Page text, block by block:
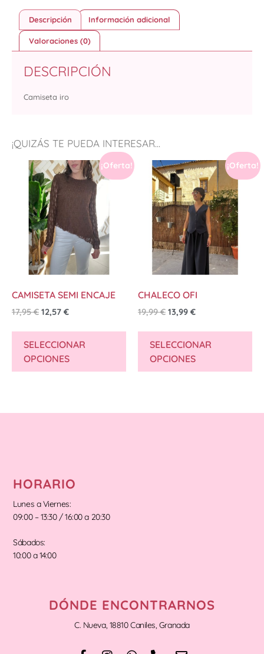
¡QUIZÁS TE PUEDA INTERESAR...
¡Oferta!
CAMISETA SEMI ENCAJE
17,95€ 12,57 €
SELECCIONAR
OPCIONES
¡Oferta!
CHALECO OFI
19,99€ 13,99 €
SELECCIONAR
OPCIONES
Descripción Información adicional
Valoraciones (0)
DESCRIPCIÓN
Camiseta iro
HORARIO
Lunes a Viernes:
09:00 – 13:30 / 16:00 a 20:30
Sábados:
10:00 a 14:00
DÓNDE ENCONTRARNOS
C. Nueva, 18810 Caniles, Granada